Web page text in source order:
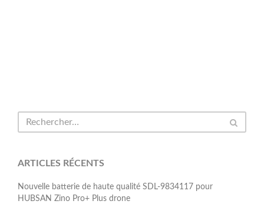
ARTICLES RÉCENTS
Nouvelle batterie de haute qualité SDL-9834117 pour
HUBSAN Zino Pro+ Plus drone